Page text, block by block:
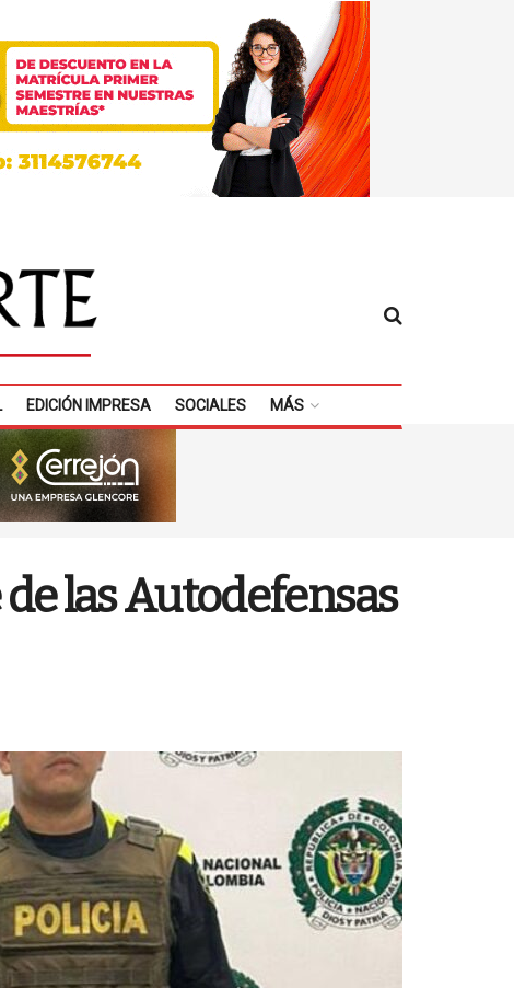
EDICIÓN IMPRESA SOCIALES MÁS
las Autodefensas